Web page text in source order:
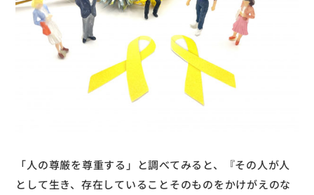
「人の尊厳を尊重する」と調べてみると、『その人が人
として生き、存在していることそのものをかけがえのな